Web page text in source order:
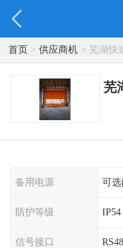
首页> 供应商机> 芜湖快
芜
备用电源 可选
防护等级 IP54
信号接口